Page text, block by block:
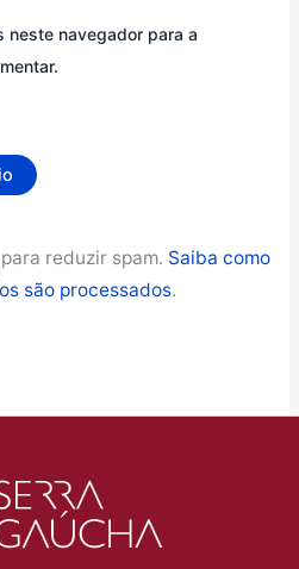
neste navegador para a
reduzir spam. Saiba como
são processados.